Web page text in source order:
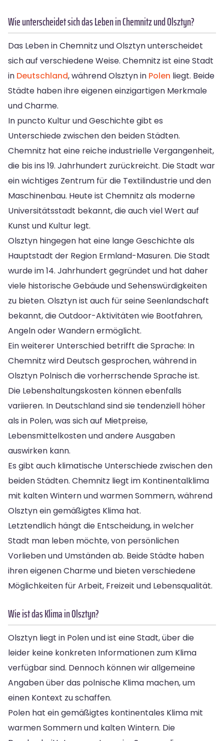
Wie unterscheidet sich das Leben in Chemnitz und Olsztyn?
Das Leben in Chemnitz und Olsztyn unterscheidet
sich auf verschiedene Weise. Chemnitz ist eine Stadt
in Deutschland, während Olsztyn in Polen liegt. Beide
Städte haben ihre eigenen einzigartigen Merkmale
und Charme.
In puncto Kultur und Geschichte gibt es
Unterschiede zwischen den beiden Städten.
Chemnitz hat eine reiche industrielle Vergangenheit,
die bis ins 19. Jahrhundert zurückreicht. Die Stadt war
ein wichtiges Zentrum für die Textilindustrie und den
Maschinenbau. Heute ist Chemnitz als moderne
Universitätsstadt bekannt, die auch viel Wert auf
Kunst und Kultur legt.
Olsztyn hingegen hat eine lange Geschichte als
Hauptstadt der Region Ermland-Masuren. Die Stadt
wurde im 14. Jahrhundert gegründet und hat daher
viele historische Gebäude und Sehenswürdigkeiten
zu bieten. Olsztyn ist auch für seine Seenlandschaft
bekannt, die Outdoor-Aktivitäten wie Bootfahren,
Angeln oder Wandern ermöglicht.
Ein weiterer Unterschied betrifft die Sprache: In
Chemnitz wird Deutsch gesprochen, während in
Olsztyn Polnisch die vorherrschende Sprache ist.
Die Lebenshaltungskosten können ebenfalls
variieren. In Deutschland sind sie tendenziell höher
als in Polen, was sich auf Mietpreise,
Lebensmittelkosten und andere Ausgaben
auswirken kann.
Es gibt auch klimatische Unterschiede zwischen den
beiden Städten. Chemnitz liegt im Kontinentalklima
mit kalten Wintern und warmen Sommern, während
Olsztyn ein gemäßigtes Klima hat.
Letztendlich hängt die Entscheidung, in welcher
Stadt man leben möchte, von persönlichen
Vorlieben und Umständen ab. Beide Städte haben
ihren eigenen Charme und bieten verschiedene
Möglichkeiten für Arbeit, Freizeit und Lebensqualität.
Wie ist das Klima in Olsztyn?
Olsztyn liegt in Polen und ist eine Stadt, über die
leider keine konkreten Informationen zum Klima
verfügbar sind. Dennoch können wir allgemeine
Angaben über das polnische Klima machen, um
einen Kontext zu schaffen.
Polen hat ein gemäßigtes kontinentales Klima mit
warmen Sommern und kalten Wintern. Die